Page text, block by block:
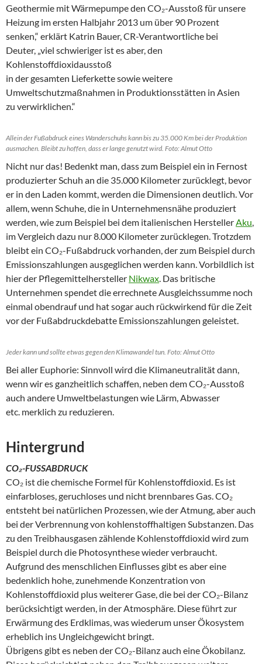
Geothermie mit Wärmepumpe den CO₂-Ausstoß für unsere
Heizung im ersten Halbjahr 2013 um über 90 Prozent
senken,“ erklärt Katrin Bauer, CR-Verantwortliche bei
Deuter, „viel schwieriger ist es aber, den
Kohlenstoffdioxidausstoß
in der gesamten Lieferkette sowie weitere
Umweltschutzmaßnahmen in Produktionsstätten in Asien
zu verwirklichen.“
Allein der Fußabdruck eines Wanderschuhs kann bis zu 35.000 Km bei der Produktion
ausmachen. Bleibt zu hoffen, dass er lange genutzt wird. Foto: Almut Otto
Nicht nur das! Bedenkt man, dass zum Beispiel ein in Fernost
produzierter Schuh an die 35.000 Kilometer zurücklegt, bevor
er in den Laden kommt, werden die Dimensionen deutlich. Vor
allem, wenn Schuhe, die in Unternehmensnähe produziert
werden, wie zum Beispiel bei dem italienischen HerstellerAku,
im Vergleich dazu nur 8.000 Kilometer zurücklegen. Trotzdem
bleibt ein CO₂-Fußabdruck vorhanden, der zum Beispiel durch
Emissionszahlungen ausgeglichen werden kann. Vorbildlich ist
hier der Pflegemittelhersteller Nikwax. Das britische
Unternehmen spendet die errechnete Ausgleichssumme noch
einmal obendrauf und hat sogar auch rückwirkend für die Zeit
vor der Fußabdruckdebatte Emissionszahlungen geleistet.
Jeder kann und sollte etwas gegen den Klimawandel tun. Foto: Almut Otto
Bei aller Euphorie: Sinnvoll wird die Klimaneutralität dann,
wenn wir es ganzheitlich schaffen, neben dem CO₂-Ausstoß
auch andere Umweltbelastungen wie Lärm, Abwasser
etc. merklich zu reduzieren.
Hintergrund
CO₂-FUSSABDRUCK
CO₂ ist die chemische Formel für Kohlenstoffdioxid. Es ist
einfarbloses, geruchloses und nicht brennbares Gas. CO₂
entsteht bei natürlichen Prozessen, wie der Atmung, aber auch
bei der Verbrennung von kohlenstoffhaltigen Substanzen. Das
zu den Treibhausgasen zählende Kohlenstoffdioxid wird zum
Beispiel durch die Photosynthese wieder verbraucht.
Aufgrund des menschlichen Einflusses gibt es aber eine
bedenklich hohe, zunehmende Konzentration von
Kohlenstoffdioxid plus weiterer Gase, die bei der CO₂-Bilanz
berücksichtigt werden, in der Atmosphäre. Diese führt zur
Erwärmung des Erdklimas, was wiederum unser Ökosystem
erheblich ins Ungleichgewicht bringt.
Übrigens gibt es neben der CO₂-Bilanz auch eine Ökobilanz.